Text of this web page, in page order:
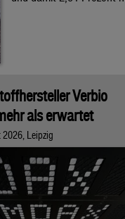
Verbio
als erwartet
Leipzig